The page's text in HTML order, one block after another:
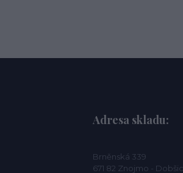
Adresa skladu:
Brněnská 339
671 82 Znojmo -